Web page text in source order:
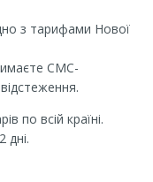
з тарифами Нової
СМС-
по всій країні.
дні.